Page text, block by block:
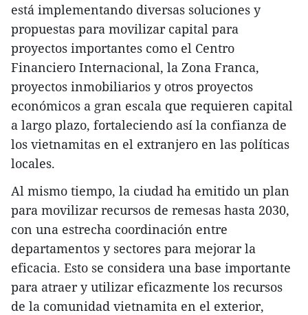
está implementando diversas soluciones y
propuestas para movilizar capital para
proyectos importantes como el Centro
Financiero Internacional, la Zona Franca,
proyectos inmobiliarios y otros proyectos
económicos a gran escala que requieren capital
a largo plazo, fortaleciendo así la confianza de
los vietnamitas en el extranjero en las políticas
locales.
Al mismo tiempo, la ciudad ha emitido un plan
para movilizar recursos de remesas hasta 2030,
con una estrecha coordinación entre
departamentos y sectores para mejorar la
eficacia. Esto se considera una base importante
para atraer y utilizar eficazmente los recursos
de la comunidad vietnamita en el exterior,